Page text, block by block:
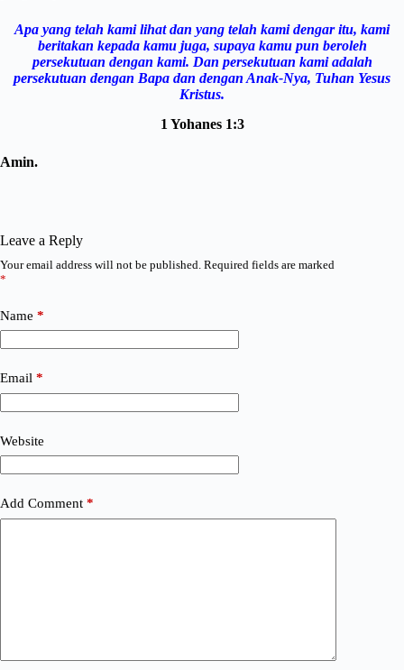
Apa yang telah kami lihat dan yang telah kami dengar itu, kami
beritakan kepada kamu juga, supaya kamu pun beroleh
persekutuan dengan kami. Dan persekutuan kami adalah
persekutuan dengan Bapa dan dengan Anak-Nya, Tuhan Yesus
Kristus.
1 Yohanes 1:3
Amin.
Leave a Reply
Your email address will not be published. Required fields are marked
*
Name *
Email *
Website
Add Comment *